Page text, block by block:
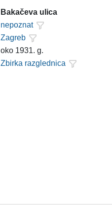
Bakačeva ulica
nepoznat
Zagreb
oko 1931. g.
Zbirka razglednica